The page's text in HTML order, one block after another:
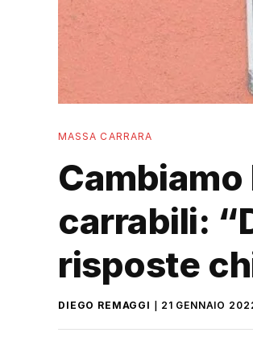
MASSA CARRARA
carrabili:
risposte
DIEGO REMAGGI 21 GENNAIO